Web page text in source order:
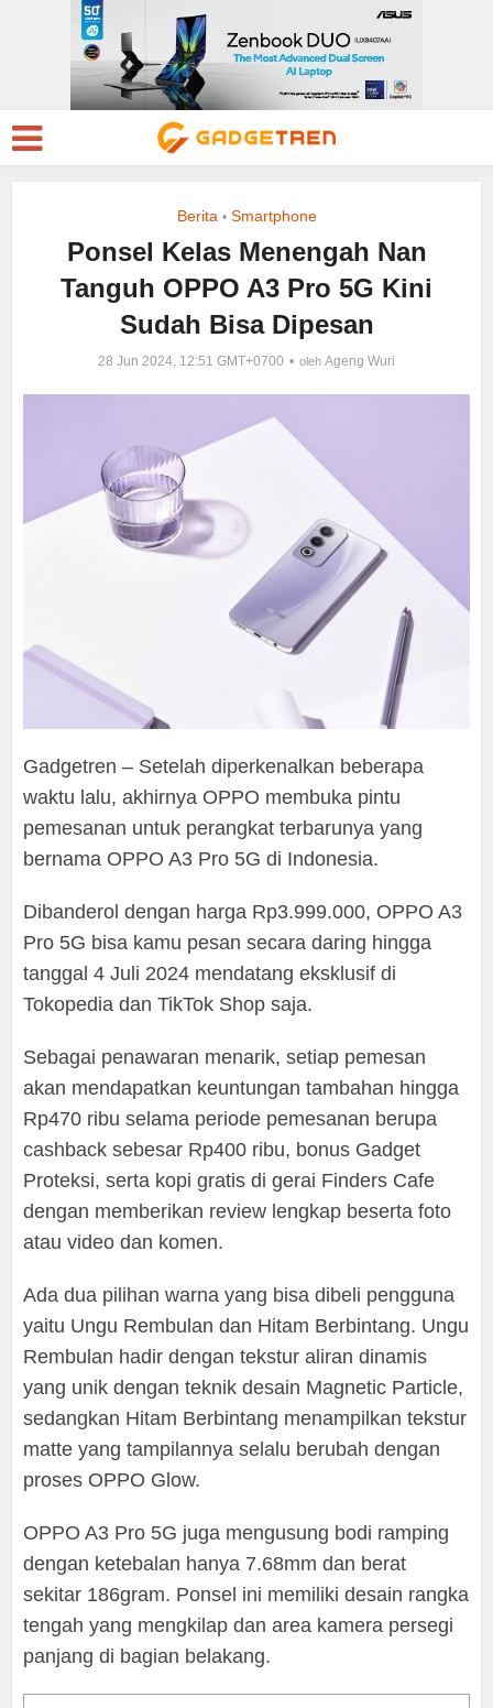
Berita • Smartphone
Ponsel Kelas Menengah Nan
Tanguh OPPO A3 Pro 5G Kini
Sudah Bisa Dipesan
28 Jun 2024, 12:51 GMT+0700 oleh Ageng Wuri
Gadgetren – Setelah diperkenalkan beberapa
waktu lalu, akhirnya OPPO membuka pintu
pemesanan untuk perangkat terbarunya yang
bernama OPPO A3 Pro 5G di Indonesia.
Dibanderol dengan harga Rp3.999.000, OPPO A3
Pro 5G bisa kamu pesan secara daring hingga
tanggal 4 Juli 2024 mendatang eksklusif di
Tokopedia dan TikTok Shop saja.
Sebagai penawaran menarik, setiap pemesan
akan mendapatkan keuntungan tambahan hingga
Rp470 ribu selama periode pemesanan berupa
cashback sebesar Rp400 ribu, bonus Gadget
Proteksi, serta kopi gratis di gerai Finders Cafe
dengan memberikan review lengkap beserta foto
atau video dan komen.
Ada dua pilihan warna yang bisa dibeli pengguna
yaitu Ungu Rembulan dan Hitam Berbintang. Ungu
Rembulan hadir dengan tekstur aliran dinamis
yang unik dengan teknik desain Magnetic Particle,
sedangkan Hitam Berbintang menampilkan tekstur
matte yang tampilannya selalu berubah dengan
proses OPPO Glow.
OPPO A3 Pro 5G juga mengusung bodi ramping
dengan ketebalan hanya 7.68mm dan berat
sekitar 186gram. Ponsel ini memiliki desain rangka
tengah yang mengkilap dan area kamera persegi
panjang di bagian belakang.